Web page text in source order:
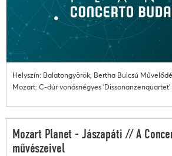
Helyszín: Balatongyörök, Bertha Bulcsú
Mozart: C-dúr vonósnégyes 'Dissonanzenquartet'
Mozart Planet - Jászapáti // A
művészeivel